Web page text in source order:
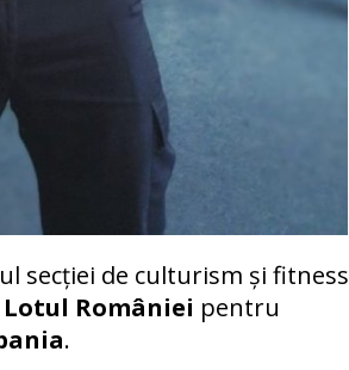
secției de culturism și fitness
Lotul României pentru
.